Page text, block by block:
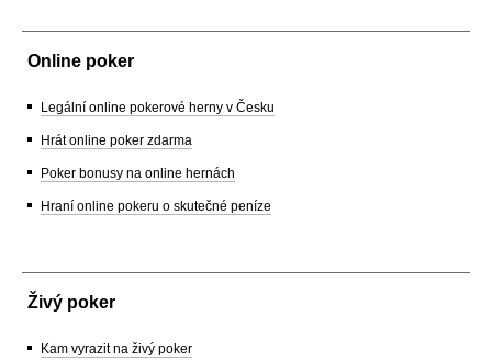
Online poker
Legální online pokerové herny v Česku
Hrát online poker zdarma
Poker bonusy na online hernách
Hraní online pokeru o skutečné peníze
Živý poker
Kam vyrazit na živý poker